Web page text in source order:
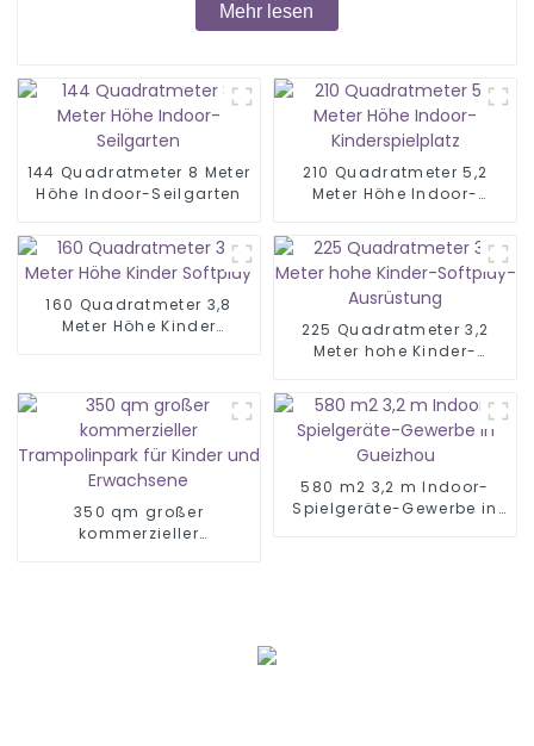
Mehr lesen
144 Quadratmeter 8 Meter
Höhe Indoor-Seilgarten
210 Quadratmeter 5,2
Meter Höhe Indoor-
160 Quadratmeter 3,8
Meter Höhe Kinder
225 Quadratmeter 3,2
Meter hohe Kinder-
350 qm großer
kommerzieller
580 m2 3,2 m Indoor-
Spielgeräte-Gewerbe in